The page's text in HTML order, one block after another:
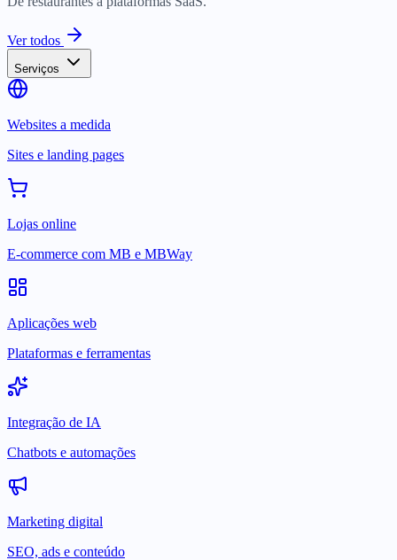
Ver todos
Serviços
Websites a medida
Sites e landing pages
Lojas online
E-commerce com MB e MBWay
Aplicações web
Plataformas e ferramentas
Integração de IA
Chatbots e automações
Marketing digital
SEO, ads e conteúdo